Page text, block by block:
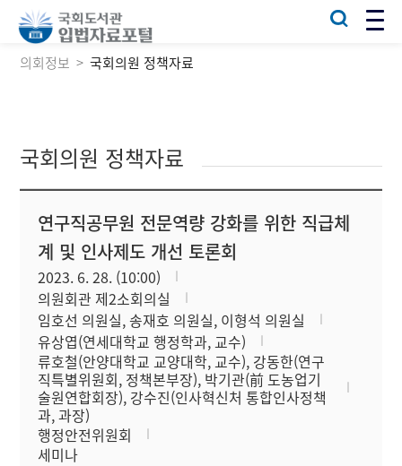
의회정보 국회의원 정책자료
국회의원 정책자료
연구직공무원 전문역량 강화를 위한 직급체
계 및 인사제도 개선 토론회
2023. 6. 28. (10:00)
의원회관 제2소회의실
임호선 의원실, 송재호 의원실, 이형석 의원실
유상엽(연세대학교 행정학과, 교수)
류호철(안양대학교 교양대학, 교수), 강동한(연구
직특별위원회, 정책본부장), 박기관(前 도농업기
술원연합회장), 강수진(인사혁신처 통합인사정책
과, 과장)
행정안전위원회
세미나